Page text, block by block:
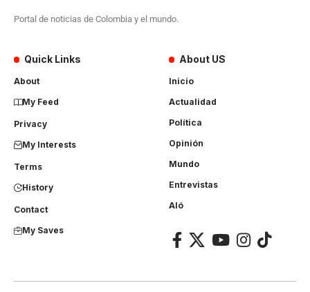
Portal de noticias de Colombia y el mundo.
Quick Links
About
My Feed
Privacy
My Interests
Terms
History
Contact
My Saves
About US
Inicio
Actualidad
Política
Opinión
Mundo
Entrevistas
Aló